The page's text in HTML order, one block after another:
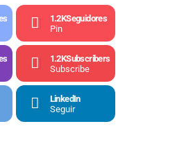
1.2KSeguidores
Pin
1.2KSubscribers
Subscribe
LinkedIn
Seguir